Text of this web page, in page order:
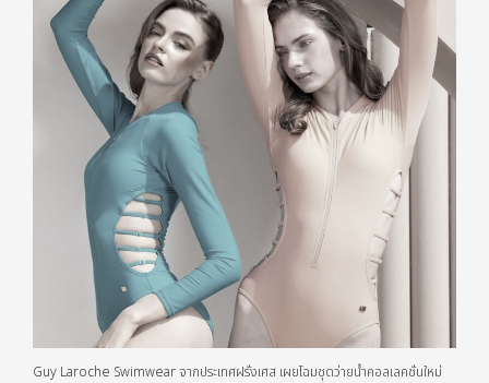
Guy Laroche Swimwear จากประเทศฝรั่งเศส เผยโฉมชุดว่ายน้ำคอลเลคชั่นใหม่